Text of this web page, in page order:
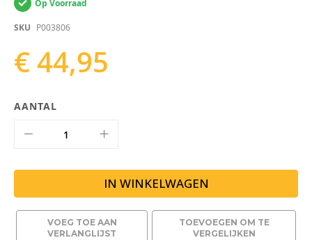
de
afbeeldingen-
gallerij
Op Voorraad
SKU P003806
€ 44,95
AANTAL
IN WINKELWAGEN
VOEG TOE AAN
VERLANGLIJST
TOEVOEGEN OM TE
VERGELIJKEN